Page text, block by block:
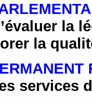
la
la
services